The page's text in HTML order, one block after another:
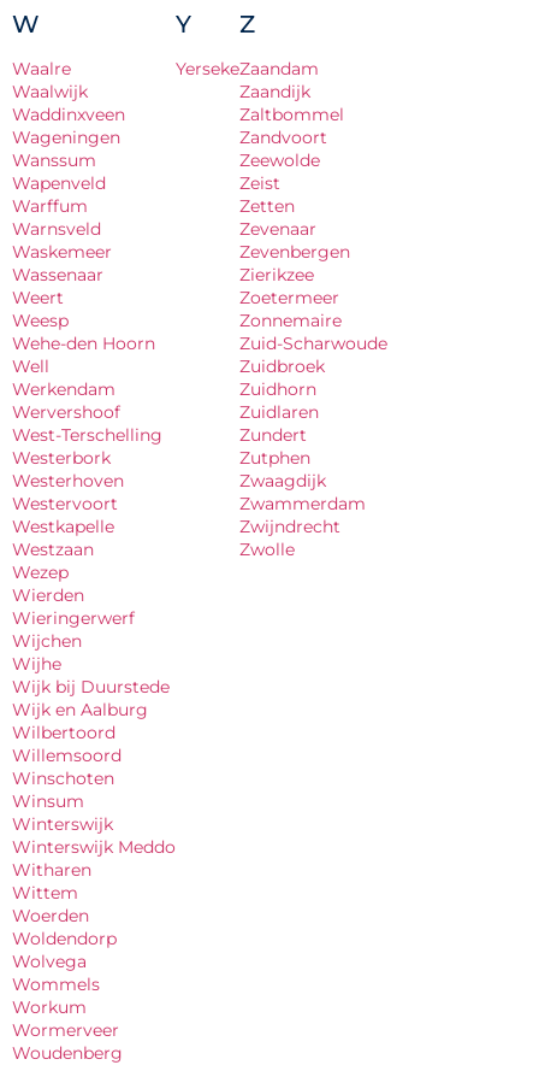
W
Waalre
Waalwijk
Waddinxveen
Wageningen
Wanssum
Wapenveld
Warffum
Warnsveld
Waskemeer
Wassenaar
Weert
Weesp
Wehe-den Hoorn
Well
Werkendam
Wervershoof
West-Terschelling
Westerbork
Westerhoven
Westervoort
Westkapelle
Westzaan
Wezep
Wierden
Wieringerwerf
Wijchen
Wijhe
Wijk bij Duurstede
Wijk en Aalburg
Wilbertoord
Willemsoord
Winschoten
Winsum
Winterswijk
Winterswijk Meddo
Witharen
Wittem
Woerden
Woldendorp
Wolvega
Wommels
Workum
Wormerveer
Woudenberg
Y
Yerseke
Z
Zaandam
Zaandijk
Zaltbommel
Zandvoort
Zeewolde
Zeist
Zetten
Zevenaar
Zevenbergen
Zierikzee
Zoetermeer
Zonnemaire
Zuid-Scharwoude
Zuidbroek
Zuidhorn
Zuidlaren
Zundert
Zutphen
Zwaagdijk
Zwammerdam
Zwijndrecht
Zwolle